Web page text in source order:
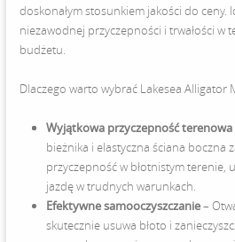
doskonałym stosunkiem jakości do
niezawodnej przyczepności i trwałości w
budżetu.
Dlaczego warto wybrać Lakesea Alligator
Wyjątkowa przyczepność terenowa
bieżnika i elastyczna ściana boczna
przyczepność w błotnistym terenie,
jazdę w trudnych warunkach.
Efektywne samooczyszczanie–
skutecznie usuwa błoto i